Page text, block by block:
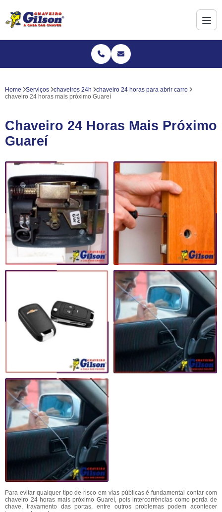
Home Serviços chaveiros 24h
chaveiro 24 horas para abrir carro
chaveiro 24 horas mais próximo Guareí
Chaveiro 24 Horas Mais Próximo
Guareí
Para evitar qualquer tipo de risco em vias públicas é fundamental contar com
chaveiro 24 horas mais próximo Guareí, pois intercorrências como perda de
chave, travamento das portas, entre outros problemas podem acontecer